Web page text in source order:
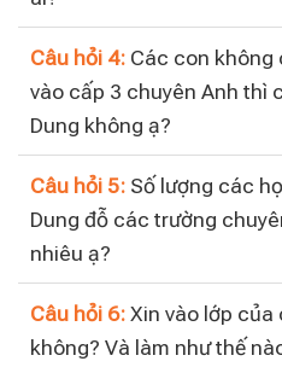
Câu hỏi 4: Các con không
vào cấp 3 chuyên Anh thì
Dung không ạ?
Câu hỏi 5: Số lượng các
Dung đỗ các trường
nhiêu ạ?
Câu hỏi 6: Xin vào lớp của
không? Và làm như thế